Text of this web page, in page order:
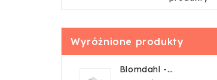
Wyróżnione produkty
Blomdahl -